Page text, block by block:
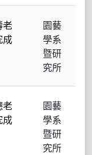
老
成
園藝
學系
暨研
究所
老
成
園藝
學系
暨研
究所